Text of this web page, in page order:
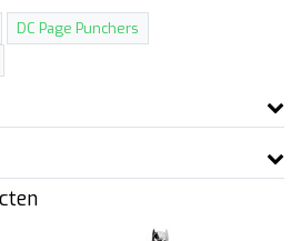
DC Page Punchers